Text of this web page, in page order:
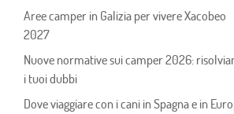
Aree camper in Galizia per vivere Xacobeo
2027
Nuove normative sui camper 2026:
i tuoi dubbi
Dove viaggiare con i cani in Spagna e in